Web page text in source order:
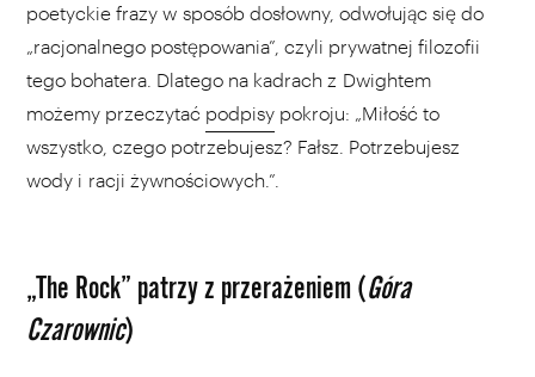
poetyckie frazy w sposób dosłowny, odwołując się do
„racjonalnego postępowania”, czyli prywatnej filozofii
tego bohatera. Dlatego na kadrach z Dwightem
możemy przeczytać podpisy pokroju: „Miłość to
wszystko, czego potrzebujesz? Fałsz. Potrzebujesz
wody i racji żywnościowych.”.
„The Rock” patrzy z przerażeniem (Góra
Czarownic)